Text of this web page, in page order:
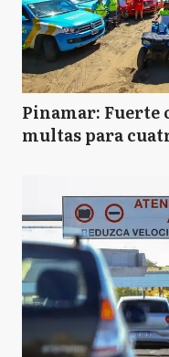
Pinamar: Fuerte
multas para